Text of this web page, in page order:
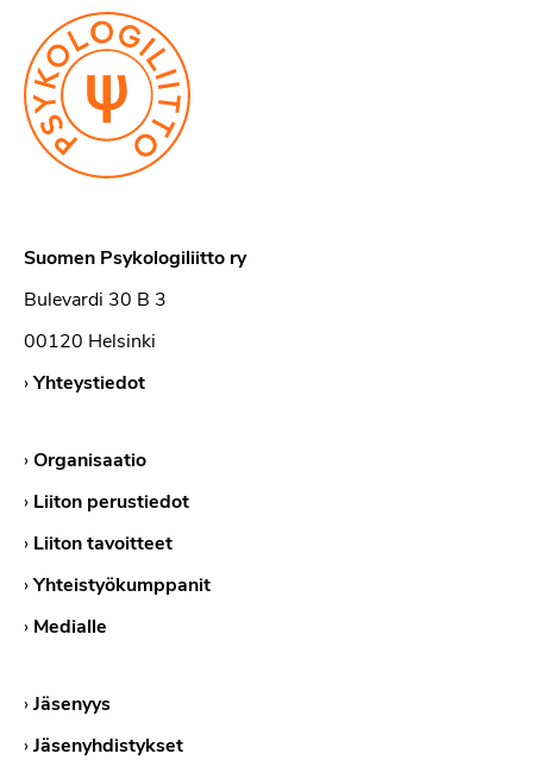
Suomen Psykologiliitto ry
Bulevardi 30 B 3
00120 Helsinki
›Yhteystiedot
›Organisaatio
› Liiton perustiedot
› Liiton tavoitteet
›Yhteistyökumppanit
› Medialle
›Jäsenyys
›Jäsenyhdistykset